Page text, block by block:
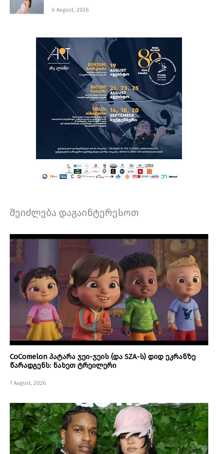
6 August, 2026
შეიძლება დაგაინტერესოთ
CoComelon პატარა ჯეი-ჯეის (და SZA-ს) დიდ ეკრანზე
წარადგენს: ნახეთ ტრეილერი
7 August, 2026